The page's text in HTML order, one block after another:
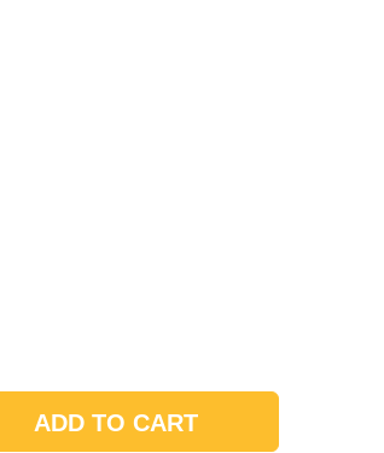
ADD TO CART